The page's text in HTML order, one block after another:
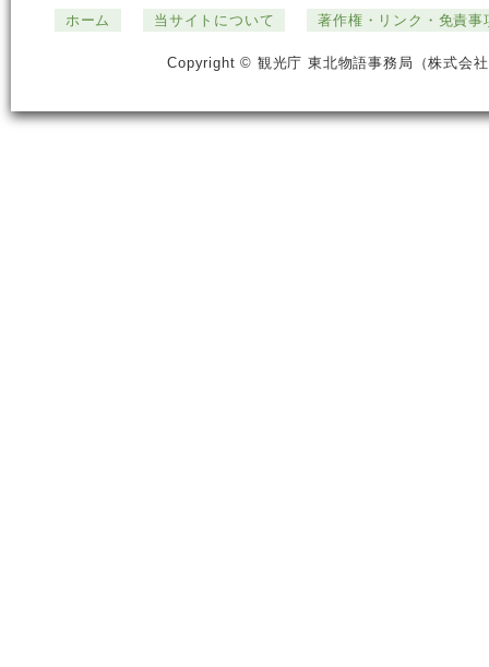
ホーム 当サイトについて 著作権・リンク・免責事
Copyright © 観光庁 東北物語事務局（株式会